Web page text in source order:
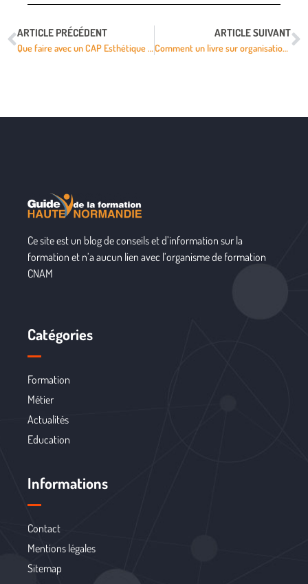
ARTICLE PRÉCÉDENT
Que faire avec un CAP Esthétique : le métier en institut ou l’auto-entreprise ?
ARTICLE SUIVANT
Comment un livre sur organisation mariage peut-il aider ?
Ce site est un blog de conseils et d’information sur la
formation et n’a aucun lien avec l’organisme de formation
CNAM
Catégories
Formation
Métier
Actualités
Education
Informations
Contact
Mentions légales
Sitemap